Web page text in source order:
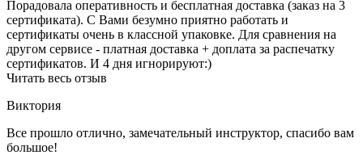
Порадовала оперативность и бесплатная доставка (заказ на 3
сертификата). С Вами безумно приятно работать и
сертификаты очень в классной упаковке. Для сравнения на
другом сервисе - платная доставка + доплата за распечатку
сертификатов. И 4 дня игнорируют:)
Читать весь отзыв
Виктория
Все прошло отлично, замечательный инструктор, спасибо вам
большое!